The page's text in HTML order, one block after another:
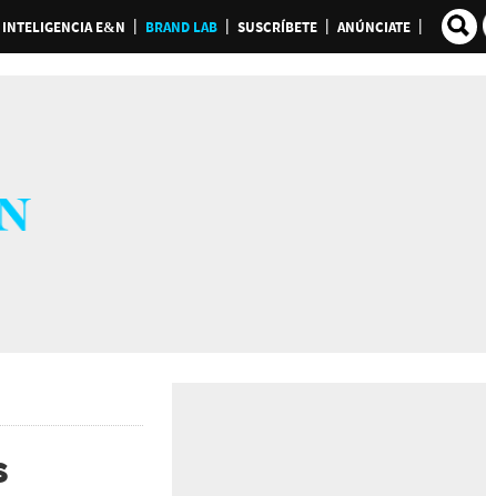
INTELIGENCIA E&N BRAND LAB SUSCRÍBETE ANÚNCIATE